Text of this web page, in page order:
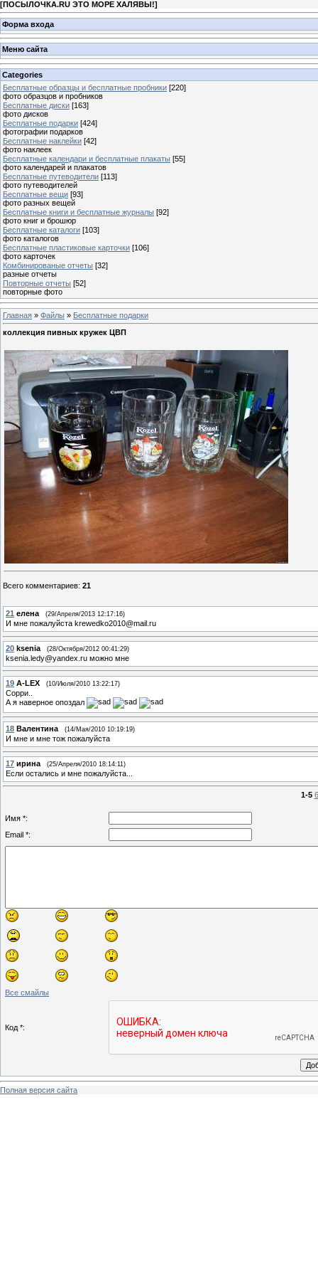
[ПОСЫЛОЧКА.RU ЭТО МОРЕ ХАЛЯВЫ!]
Форма входа
Меню сайта
Categories
Бесплатные образцы и бесплатные пробники [220]
фото образцов и пробников
Бесплатные диски [163]
фото дисков
Бесплатные подарки [424]
фотографии подарков
Бесплатные наклейки [42]
фото наклеек
Бесплатные календари и бесплатные плакаты [55]
фото календарей и плакатов
Бесплатные путеводители [113]
фото путеводителей
Бесплатные вещи [93]
фото разных вещей
Бесплатные книги и бесплатные журналы [92]
фото книг и брошюр
Бесплатные каталоги [103]
фото каталогов
Бесплатные пластиковые карточки [106]
фото карточек
Комбинированые отчеты [32]
разные отчеты
Повторные отчеты [52]
повторные фото
Главная » Файлы » Бесплатные подарки
коллекция пивных кружек ЦВП
Всего комментариев: 21
21 елена (29/Апреля/2013 12:17:16)
И мне пожалуйста krewedko2010@mail.ru
20 ksenia (28/Октября/2012 00:41:29)
ksenia.ledy@yandex.ru можно мне
19 A-LEX (10/Июля/2010 13:22:17)
Сорри..
А я наверное опоздал
18 Валентина (14/Мая/2010 10:19:19)
И мне и мне тож пожалуйста
17 ирина (25/Апреля/2010 18:14:11)
Если остались и мне пожалуйста...
1-5
Имя *:
Email *:
Все смайлы
Код *:
Полная версия сайта